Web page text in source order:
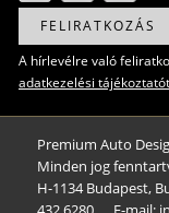
FELIRATKOZÁS
A hírlevélre való
adatkezelési tájékoztatót
Premium Auto
Minden jog
H-1134 Budapest,